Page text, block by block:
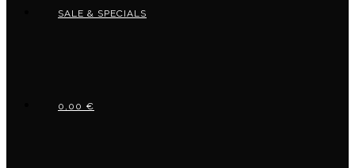
SALE & SPECIALS
0,00 €